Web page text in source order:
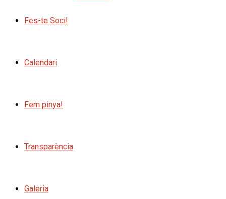
Fes-te Soci!
Calendari
Fem pinya!
Transparència
Galeria